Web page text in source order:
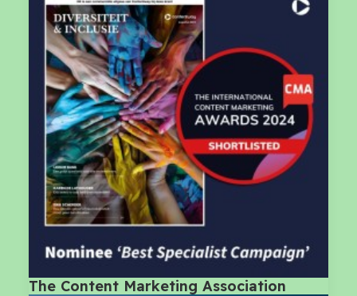
The Content Marketing Association